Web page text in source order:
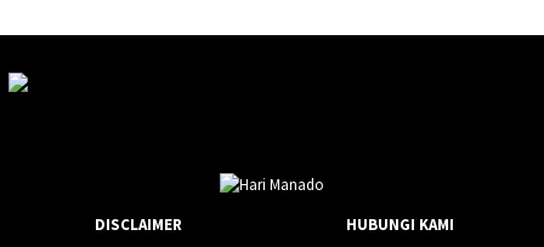
DISCLAIMER
HUBUNGI KAMI